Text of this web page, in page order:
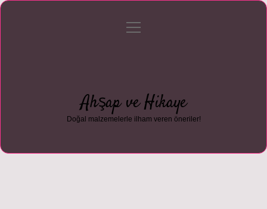
Gizlilik Politikası
menüyü
Ahşap ve Hikaye
Doğal malzemelerle ilham veren öneriler!